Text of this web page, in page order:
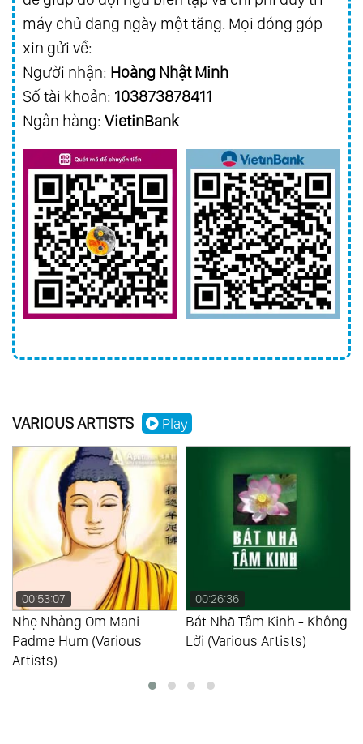
máy chủ đang ngày một tăng. Mọi đóng góp
xin gửi về:
Người nhận: Hoàng Nhật Minh
Số tài khoản: 103873878411
Ngân hàng: VietinBank
VARIOUS ARTISTS Play
00:53:07
Nhẹ Nhàng Om Mani
Padme Hum (Various
Artists)
00:26:36
Bát Nhã Tâm Kinh - Không
Lời (Various Artists)